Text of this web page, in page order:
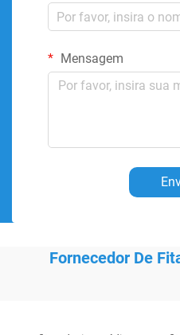
Mensagem
Fornecedor De